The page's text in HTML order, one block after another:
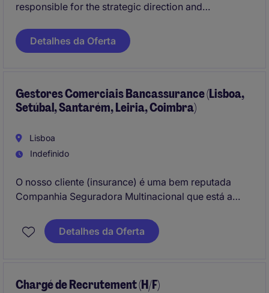
responsible for the strategic direction and
within an insurance company. The candidate should
have a strong background in insurance, particularly
Detalhes da Oferta
Gestores Comerciais Bancassurance (Lisboa,
Setúbal, Santarém, Leiria, Coimbra)
Lisboa
Indefinido
O nosso cliente (insurance) é uma bem reputada
Companhia Seguradora Multinacional que está a
zona de Lisboa, Santarém, Setúbal e Coimbra.
Detalhes da Oferta
Chargé de Recrutement (H/F)